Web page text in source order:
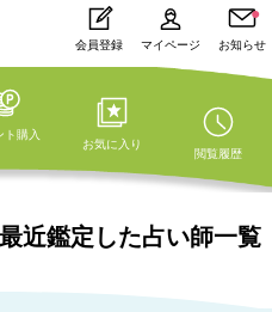
お知らせ
マイページ
会員登録
ト購入
お気に入り
閲覧履歴
近鑑定した占い師一覧